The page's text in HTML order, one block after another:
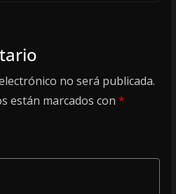
no será publicada.
están marcados con *